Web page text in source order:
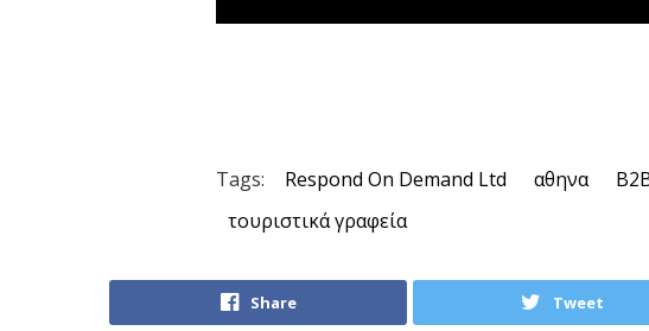
Tags: Respond On Demand Ltd αθηνα
τουριστικά γραφεία
Share Tweet